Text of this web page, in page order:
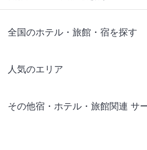
全国のホテル・旅館・宿を探す
人気のエリア
仙台 ホテル
その他宿・ホテル・旅館関連 サ